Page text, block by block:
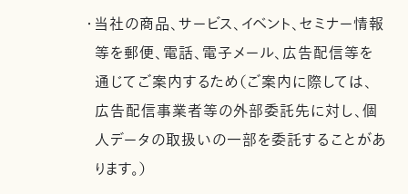
・当社の商品、サービス、イベント、セミナー情報
等を郵便、電話、電子メール、広告配信等を
通じてご案内するため（ご案内に際しては、
広告配信事業者等の外部委託先に対し、個
人データの取扱いの一部を委託することがあ
ります。）